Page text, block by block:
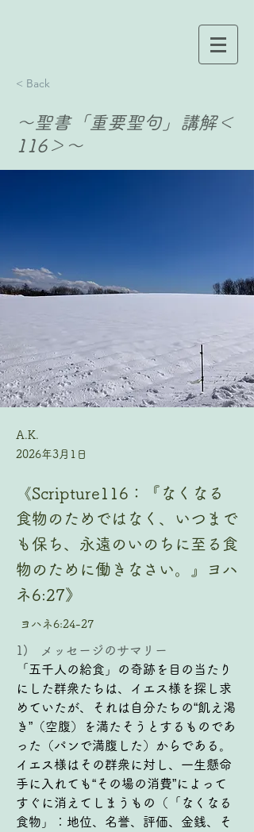
< Back
〜聖書「重要聖句」講解＜
116＞〜
A.K.
2026年3月1日
《Scripture116：『なくなる
食物のためではなく、いつまで
も保ち、永遠のいのちに至る食
物のために働きなさい。』ヨハ
ネ6:27》
ヨハネ6:24-27
1)   メッセージのサマリー
「五千人の給食」の奇跡を目の当たり
にした群衆たちは、イエス様を探し求
めていたが、それは自分たちの“飢え渇
き”（空腹）を満たそうとするものであ
った（パンで満腹した）からである。
イエス様はその群衆に対し、一生懸命
手に入れても“その場の消費”によって
すぐに消えてしまうもの（「なくなる
食物」：地位、名誉、評価、金銭、そ